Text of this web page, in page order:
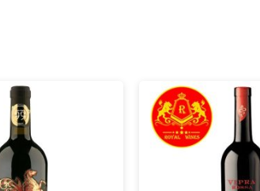
các món thịt đỏ như thịt bò, thịt cừu